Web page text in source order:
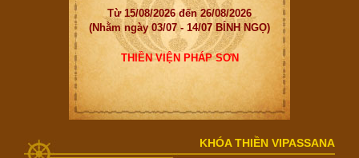
Từ 15/08/2026 đến 26/08/2026
(Nhằm ngày 03/07 - 14/07 BÍNH NGỌ)
THIỀN VIỆN PHÁP SƠN
KHÓA THIỀN VIPASSANA